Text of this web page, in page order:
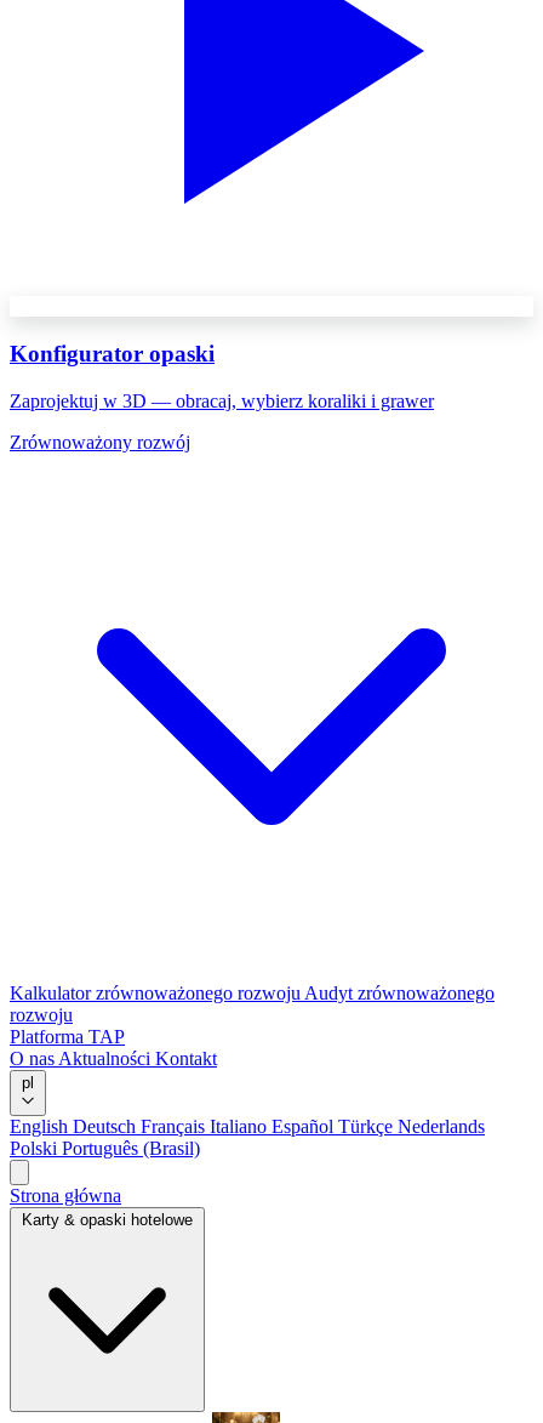
Konfigurator opaski
Zaprojektuj w 3D — obracaj, wybierz koraliki i grawer
Zrównoważony rozwój
Kalkulator zrównoważonego rozwoju Audyt zrównoważonego
rozwoju
Platforma TAP
O nas Aktualności Kontakt
pl
English Deutsch Français Italiano Español Türkçe Nederlands
Polski Português (Brasil)
Strona główna